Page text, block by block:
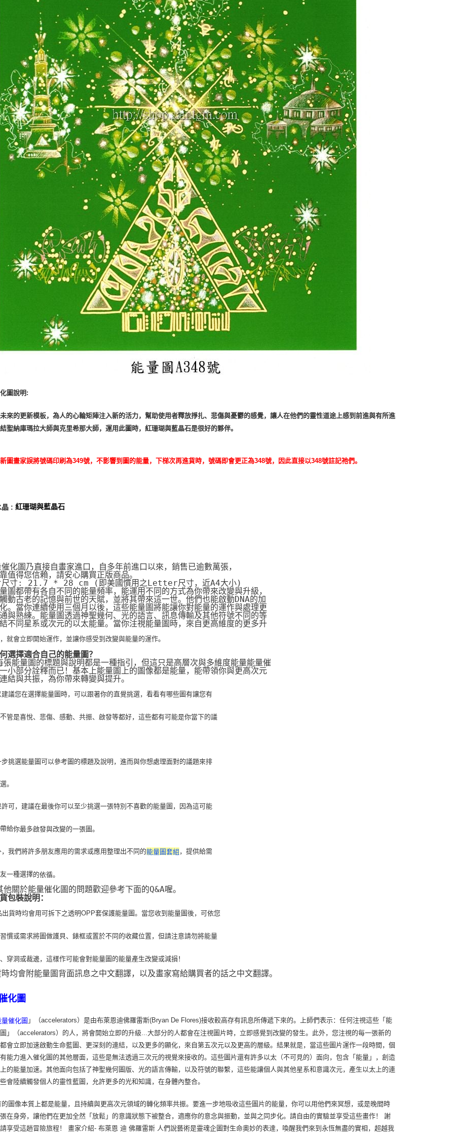
圖說明:
來的更新模板，為人的心輪矩陣注入新的活力，幫助使用者釋放掙扎、悲傷與憂鬱的感覺，讓人在他們的靈性道途上感到前進與有所進
聖納庫瑪拉大師與克里希那大師，運用此圖時，紅珊瑚與藍晶石是很好的夥伴。
圖畫家誤將號碼印刷為349號，不影響到圖的能量，下梯次再進貨時，號碼即會更正為348號，因此直接以348號註記祂們。
晶 :紅珊瑚與藍晶石
化圖乃直接自畫家進口，自多年前進口以來，銷售已逾數萬張，
值得您信賴，請安心購買正版商品。
尺寸: 21.7 * 28 cm (即美國慣用之Letter尺寸，近A4大小)
圖都帶有各自不同的能量頻率，能運用不同的方式為你帶來改變與升級，
動古老的記憶與前世的天賦，並將其帶來這一世。他們也能啟動DNA的加
。當你連續使用三個月以後，這些能量圖將能讓你對能量的運作與處理更
與熟練。能量圖透過神聖幾何、光的語言、訊息傳輸及其他符號不同的等
不同星系或次元的以太能量。當你注視能量圖時，來自更高維度的更多升
就會立即開始運作，並讓你感受到改變與能量的運作。
選擇適合自己的能量圖？
能量圖的標題與說明都是一種指引，但這只是高層次與多維度能量能量催
小部分詮釋而已！基本上能量圖上的圖像都是能量，能帶領你與更高次元
結與共振，為你帶來轉變與提升。
建議您在選擇能量圖時，可以跟著你的直覺挑選，看看有哪些圖有讓您有
管是喜悅、悲傷、感動、共振、啟發等都好，這些都有可能是你當下的議
步挑選能量圖可以參考圖的標題及說明，進而與你想處理面對的議題來排
。
許可，建議在最後你可以至少挑選一張特別不喜歡的能量圖，因為這可能
給你最多啟發與改變的一張圖。
，我們將許多朋友應用的需求或應用整理出不同的
能量圖套組 ，提供給需
一種選擇的依循。
關於能量催化圖的問題歡迎參考下面的Q&A喔。
包裝說明：
貨時均會用可拆下之透明OPP套保護能量圖。當您收到能量圖後，可依您
慣或需求將圖做護貝、錶框或置於不同的收藏位置，但請注意請勿將能量
穿洞或裁邊，這樣作可能會對能量圖的能量產生改變或減損！
均會附能量圖背面訊息之中文翻譯，以及畫家寫給購買者的話之中文翻譯。
化圖
量催化圖 」（accelerators）是由布萊恩迪佛羅雷斯(Bryan De Flores)接收較高存有訊息所傳遞下來的。上師們表示：任何注視這些「能
」（accelerators）的人，將會開始立即的升級...大部分的人都會在注視圖片時，立即感覺到改變的發生。此外，您注視的每一張新的
會立即加速啟動生命藍圖、更深刻的連結，以及更多的顯化，來自第五次元以及更高的層級。結果就是，當這些圖片運作一段時間，個
能力進入催化圖的其他層面，這些是無法透過三次元的視覺來接收的。這些圖片還有許多以太（不可見的）面向，包含「能量」，創造
的能量加速。其他面向包括了神聖幾何圖版、光的語言傳輸，以及符號的聯繫，這些能讓個人與其他星系和意識次元，產生以太上的連
會陸續觸發個人的靈性藍圖，允許更多的光和知識，在身體內整合。
像本質上都是能量，且持續與更高次元領域的轉化頻率共振。要進一步地吸收這些圖片的能量，你可以用他們來冥想，或是晚間時
在身旁，讓他們在更加全然「放鬆」的意識狀態下被整合，適應你的意念與振動，並與之同步化。請自由的實驗並享受這些畫作！ 謝
享受這趟冒險旅程！ 畫家介紹- 布萊恩 迪 佛羅雷斯 人們說藝術是靈魂企圖對生命奧妙的表達，喚醒我們來到永恆無盡的實相，超越我